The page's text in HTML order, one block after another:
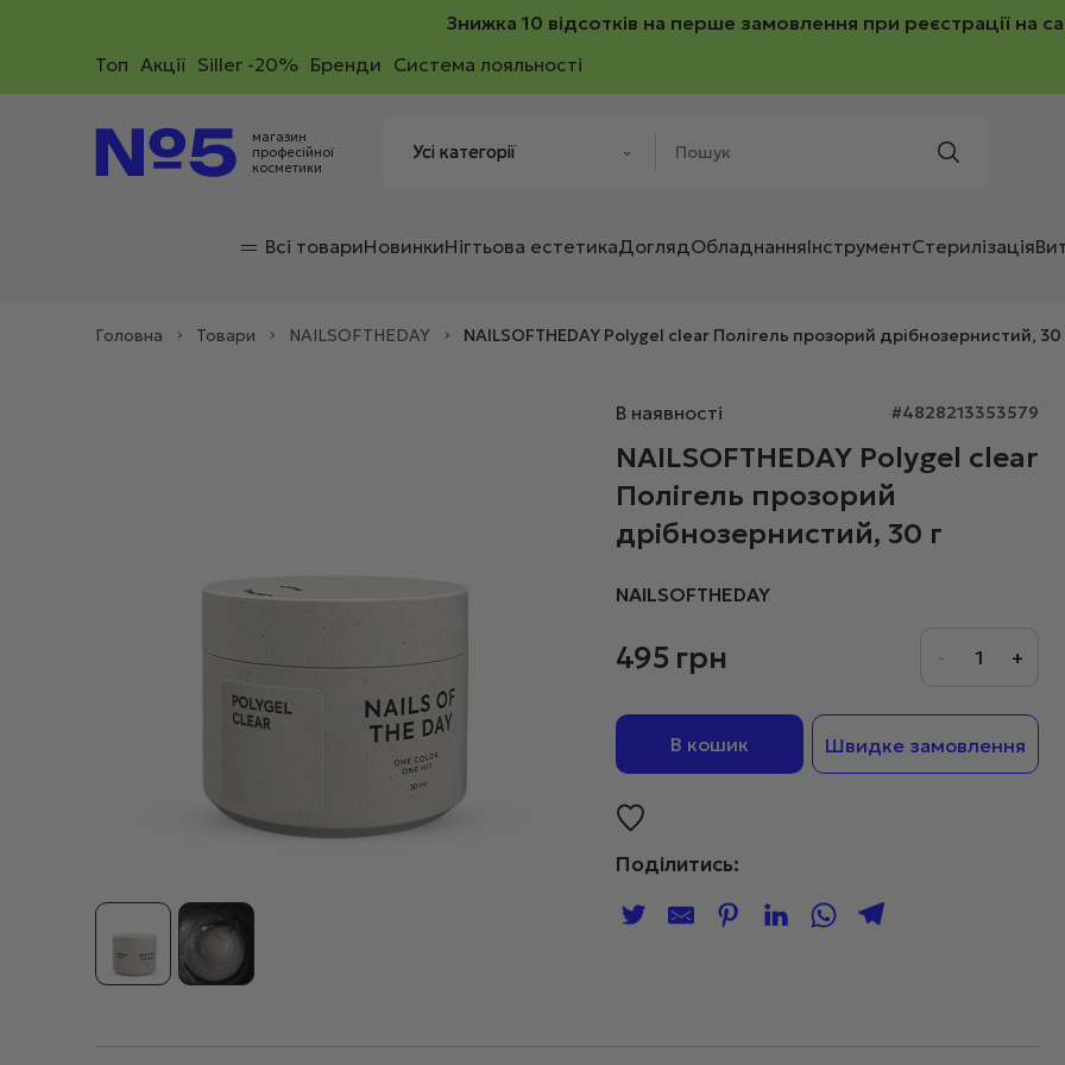
Знижка 10 відсотків на перше замовлення при реєстрації на
Toп Акції Siller -20% Бренди Система лояльності
магазин
професійної
косметики
Всі товариНовинкиНігтьова естетикаДоглядОбладнанняІнструментСтерилізація
Головна > Товари > NAILSOFTHEDAY > NAILSOFTHEDAY Polygel clear Полігель прозорий дрібнозернистий, 30
В наявності #4828213353579
NAILSOFTHEDAY Polygel clear
Полігель прозорий
дрібнозернистий, 30 г
NAILSOFTHEDAY
495 грн
В кошик Швидке замовлення
Поділитись: